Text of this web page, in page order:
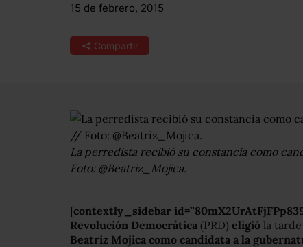
15 de febrero, 2015
Compartir
La perredista recibió su constancia como
Foto: @Beatriz_Mojica.
[contextly_sidebar
Revolución Democrática (PRD) eligió la
Beatriz Mojica como candidata a la